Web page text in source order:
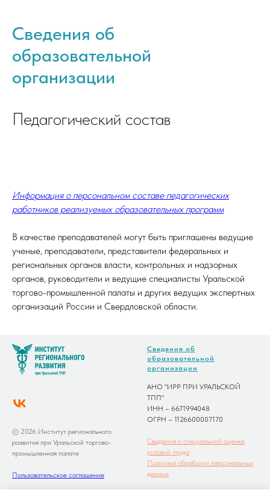
Сведения об
образовательной
организации
Педагогический состав
Информация о персональном составе педагогических
работников реализуемых образовательных программ
В качестве преподавателей могут быть приглашены ведущие
ученые, преподаватели, представители федеральных и
региональных органов власти, контрольных и надзорных
органов, руководители и ведущие специалисты Уральской
торгово-промышленной палаты и других ведущих экспертных
организаций России и Свердловской области.
© 2026 Институт регионального
развития при Уральской торгово-
промышленная палате
Пользовательское соглашение
Сведения об
образовательной
организации
АНО "ИРР ПРИ УРАЛЬСКОЙ
ТПП"
ИНН – 6671994048
ОГРН – 1126600007170
Сведения о специальной оценке
условий труда
Политика обработки персональных
данных